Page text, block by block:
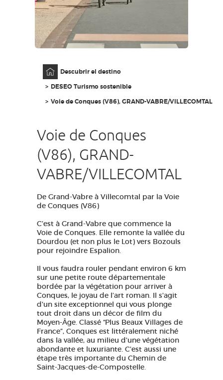
ES
Descubrir el destino
DESEO Turismo sostenible
Voie de Conques (V86), GRAND-VABRE/VILLECOMTAL
Voie de Conques
(V86), GRAND-
VABRE/VILLECOMTAL
De Grand-Vabre à Villecomtal par la Voie
de Conques (V86)
C’est à Grand-Vabre que commence la
Voie de Conques. Elle remonte la vallée du
Dourdou (et non plus le Lot) vers Bozouls
pour rejoindre Espalion.
Il vous faudra rouler pendant environ 6 km
sur une petite route départementale
bordée par la végétation pour arriver à
Conques, le joyau de l’art roman. Il s'agit
d'un site exceptionnel qui vous plonge
tout droit dans un décor de film du
Moyen-Âge. Classé “Plus Beaux Villages de
France”, Conques est littéralement niché
dans la vallée, au milieu d’une végétation
abondante et luxuriante. C’est aussi une
étape très importante du Chemin de
Saint-Jacques-de-Compostelle.